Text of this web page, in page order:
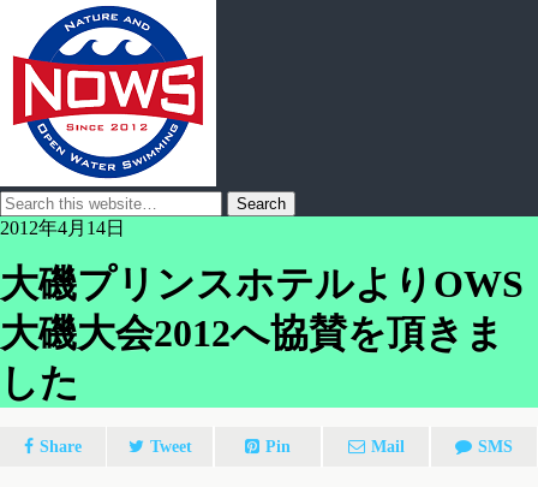
2012年4月14日
大磯プリンスホテルよりOWS
大磯大会2012へ協賛を頂きま
した
Share Tweet Pin Mail SMS